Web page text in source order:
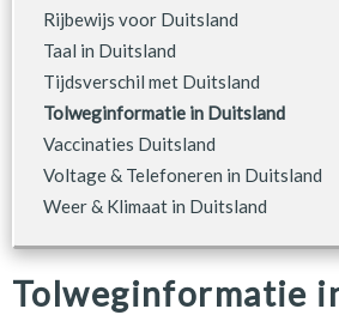
Tolweginformatie
Rijbewijs voor Duitsland
Taal in Duitsland
Tijdsverschil met Duitsland
Tolweginformatie in Duitsland
Vaccinaties Duitsland
Voltage & Telefoneren in Duitsland
Weer & Klimaat in Duitsland